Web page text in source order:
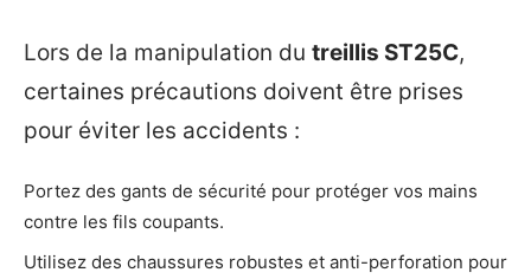
Lors de la manipulation du treillis ST25C,
certaines précautions doivent être prises
pour éviter les accidents :
Portez des gants de sécurité pour protéger vos mains
contre les fils coupants.
Utilisez des chaussures robustes et anti-perforation pour